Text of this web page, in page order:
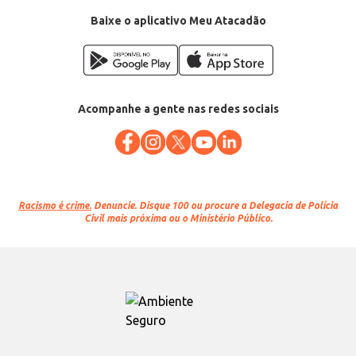
Baixe o aplicativo Meu Atacadão
Acompanhe a gente nas redes sociais
Racismo é crime. Denuncie. Disque 100 ou procure a Delegacia de Polícia
Civil mais próxima ou o Ministério Público.